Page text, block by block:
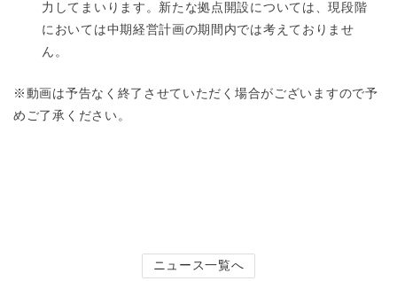
力してまいります。新たな拠点開設については、現段階
においては中期経営計画の期間内では考えておりませ
ん。
※動画は予告なく終了させていただく場合がございますので予
めご了承ください。
ニュース一覧へ